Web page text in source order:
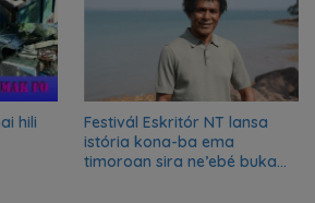
hili
Festivál Eskritór NT lansa
istória kona-ba ema
timoroan sira ne’ebé buka